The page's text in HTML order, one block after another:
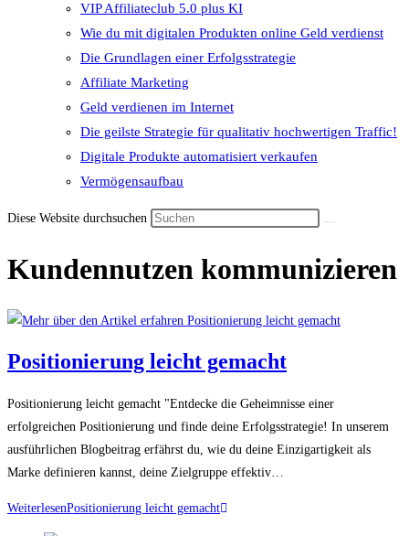
VIP Affiliateclub 5.0 plus KI
Wie du mit digitalen Produkten online Geld verdienst
Die Grundlagen einer Erfolgsstrategie
Affiliate Marketing
Geld verdienen im Internet
Die geilste Strategie für qualitativ hochwertigen Traffic!
Digitale Produkte automatisiert verkaufen
Vermögensaufbau
Diese Website durchsuchen
Kundennutzen kommunizieren
Positionierung leicht gemacht
Positionierung leicht gemacht "Entdecke die Geheimnisse einer
erfolgreichen Positionierung und finde deine Erfolgsstrategie! In unserem
ausführlichen Blogbeitrag erfährst du, wie du deine Einzigartigkeit als
Marke definieren kannst, deine Zielgruppe effektiv…
WeiterlesenPositionierung leicht gemacht